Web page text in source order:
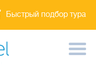
Быстрый подбор тура